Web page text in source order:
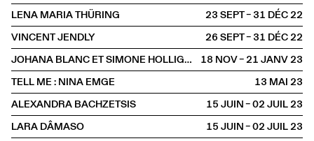
LENA MARIA THÜRING
23 SEPT – 31 DÉC2022
VINCENT JENDLY
26 SEPT – 31 DÉC2022
JOHANA BLANC ET SIMONE HOLLIGER
18 NOV – 21 JANV2023
TELL ME : NINA EMGE
13 MAI2023
ALEXANDRA BACHZETSIS
15 JUIN – 02 JUIL2023
LARA DÂMASO
15 JUIN – 02 JUIL2023